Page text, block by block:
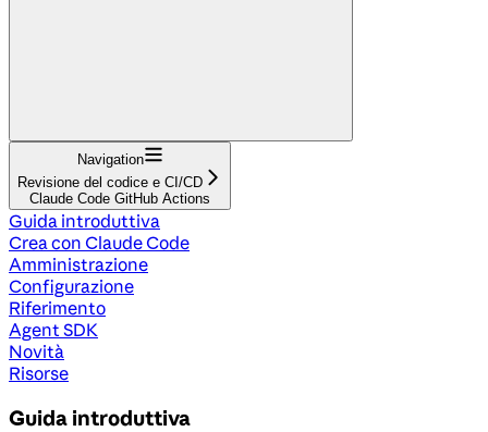
Navigation
Revisione del codice e CI/CD
Claude Code GitHub Actions
Guida introduttiva
Crea con Claude Code
Amministrazione
Configurazione
Riferimento
Agent SDK
Novità
Risorse
Guida introduttiva